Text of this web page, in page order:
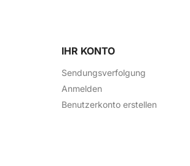
IHR KONTO
Sendungsverfolgung
Anmelden
Benutzerkonto erstellen